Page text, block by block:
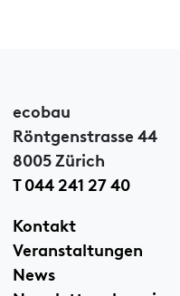
ecobau
Röntgenstrasse 44
8005 Zürich
T 044 241 27 40
Kontakt
Veranstaltungen
News